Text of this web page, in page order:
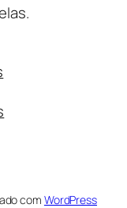
com WordPress